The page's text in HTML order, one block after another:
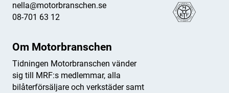
Om Motorbranschen
Tidningen Motorbranschen vänder
sig till MRF:s medlemmar, alla
bilåterförsäljare och verkstäder samt
nella@motorbranschen.se
08-701 63 12